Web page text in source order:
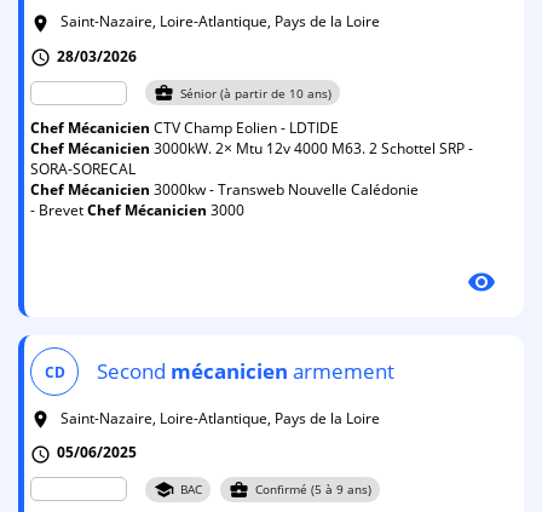
room
Saint-Nazaire, Loire-Atlantique, Pays de la Loire
schedule 28/03/2026
business_center Sénior (à partir de 10 ans)
Chef Mécanicien CTV Champ Eolien - LDTIDE
Chef Mécanicien 3000kW. 2× Mtu 12v 4000 M63. 2 Schottel SRP -
SORA-SORECAL
Chef Mécanicien 3000kw - Transweb Nouvelle Calédonie
- BrevetChef Mécanicien 3000
visibility
CD Second mécanicien armement
room
Saint-Nazaire, Loire-Atlantique, Pays de la Loire
schedule 05/06/2025
school BAC business_center Confirmé (5 à 9 ans)